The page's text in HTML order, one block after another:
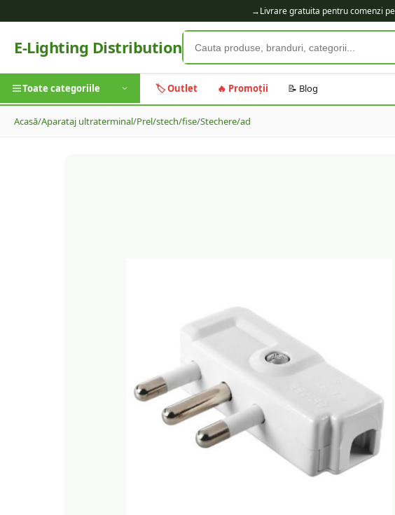
→Livrare gratuita pentru comenzi
E-Lighting Distribution
Toate categoriile 🏷️ Outlet 🔥 Promoții 📝 Blog
Acasă/Aparataj ultraterminal/Prel/stech/fise/Stechere/ad